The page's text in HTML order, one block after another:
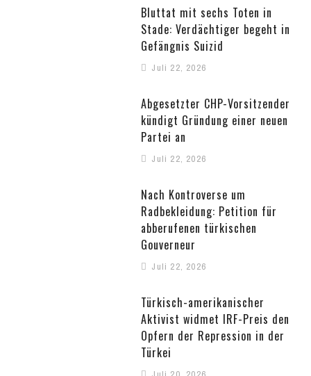
Bluttat mit sechs Toten in
Stade: Verdächtiger begeht in
Gefängnis Suizid
Juli 22, 2026
Abgesetzter CHP-Vorsitzender
kündigt Gründung einer neuen
Partei an
Juli 22, 2026
Nach Kontroverse um
Radbekleidung: Petition für
abberufenen türkischen
Gouverneur
Juli 22, 2026
Türkisch-amerikanischer
Aktivist widmet IRF-Preis den
Opfern der Repression in der
Türkei